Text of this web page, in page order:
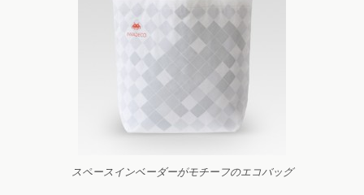
スペースインベーダーがモチーフのエコバッグ